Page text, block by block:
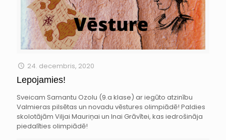
24. decembris, 2020
Lepojamies!
Sveicam Samantu Ozolu (9.a klase) ar iegūto atzinību
Valmieras pilsētas un novadu vēstures olimpiādē! Paldies
skolotājām Viljai Mauriņai un Inai Grāvītei, kas iedrošināja
piedalīties olimpiādē!